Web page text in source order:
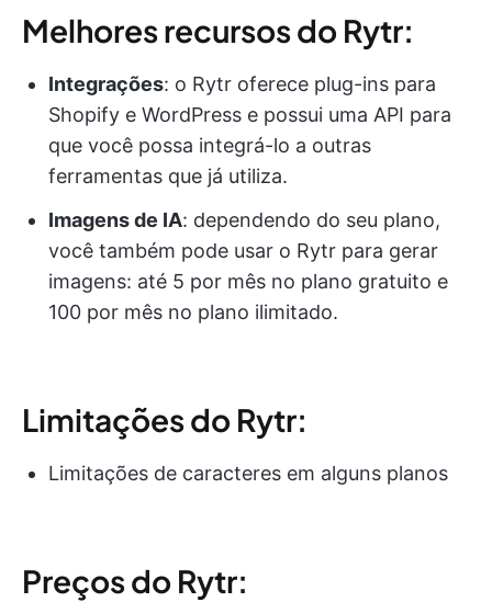
Melhores recursos do Rytr:
Integrações: o Rytr oferece plug-ins para
Shopify e WordPress e possui uma API para
que você possa integrá-lo a outras
ferramentas que já utiliza.
Imagens de IA: dependendo do seu plano,
você também pode usar o Rytr para gerar
imagens: até 5 por mês no plano gratuito e
100 por mês no plano ilimitado.
Limitações do Rytr:
Limitações de caracteres em alguns planos
Preços do Rytr: